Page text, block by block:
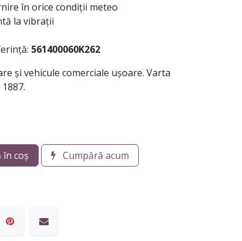
în orice condiții meteo
la vibrații
561400060K262
și vehicule comerciale ușoare. Varta
în coș Cumpără acum